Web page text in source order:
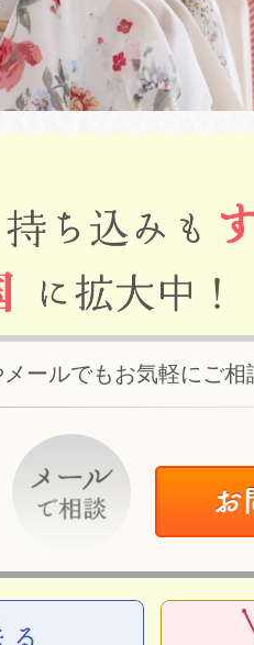
ールでもお気軽にご相